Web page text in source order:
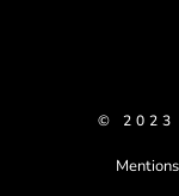
© 2023